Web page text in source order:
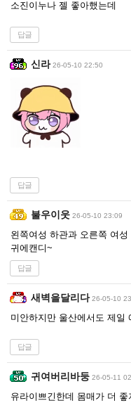
소진이누나 젤 좋아했는데
답글
신라 26-05-10 22:50
답글
불우이웃 26-05-10 23:09
왼쪽여성 하관과 오른쪽 여
귀에캔디~
답글
새벽을달리다 26-05-10
미안하지만 울산에서도 제일
답글
귀여버리바둥 26-05-11
유라이쁘긴한데 몸매가 더 좋